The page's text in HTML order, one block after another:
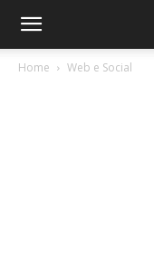
Home Web e Social